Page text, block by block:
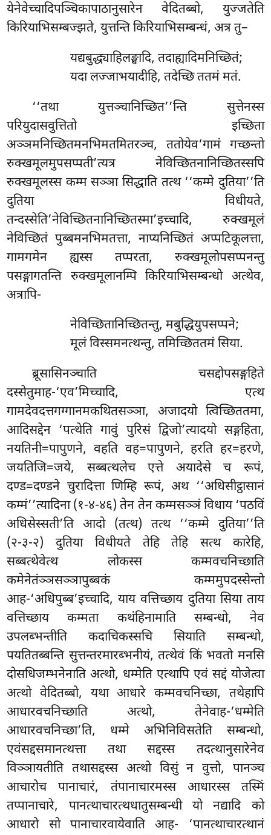
येनेवेच्चादिपञ्चिकापाठानुसारेन वेदितब्बो, युज्जतेति
किरियाभिसम्बज्झते, युत्तन्ति किरियाभिसम्बन्धं, अत्र तु–
यद्यबुद्ध्याहिलङ्घादि, तदाह्यादिमनिच्छितं;
यदा लज्जाभयादीहि, तदेच्छि ततमं मतं.
‘‘तथा युत्तञ्चानिच्छित’’न्ति सुत्तेनस्स
परियुदासवुत्तितो इच्छिता
अञ्ञमनिच्छितमनभिमतमितरञ्च, ततोयेव‘गामं गच्छन्तो
रुक्खमूलमुपसप्पती’त्यत्र नेविच्छितनानिच्छितस्सपि
रुक्खमूलस्स कम्म सञ्ञा सिद्धाति तत्थ ‘‘कम्मे दुतिया’’ति
दुतिया विधीयते,
तन्दस्सेति’नेविच्छितनानिच्छितस्मा’इच्चादि, रुक्खमूलं
नेविच्छितं पुब्बमनभिमतत्ता, नाप्यनिच्छितं अप्पटिकूलत्ता,
गामगमेन ह्यस्स तप्परता, रुक्खमूलोपसप्पनन्तु
पसङ्गागतन्ति रुक्खमूलानम्पि किरियाभिसम्बन्धो अत्थेव,
अत्रापि-
नेविच्छितानिच्छितन्तु, मबुद्धियुपसप्पने;
मूलं विस्समनत्थन्तु, तमिच्छिततमं सिया.
ब्रूसासिनञ्चाति चसद्दोपसङ्गहिते
दस्सेतुमाह-‘एव’मिच्चादि, एत्थ
गामदेवदत्तगग्गानमकथितसञ्ञा, अजादयो त्विच्छिततमा,
आदिसद्देन ‘पत्थेति गावुं पुरिसं द्विजो’त्यादयो सङ्गहिता,
नयतिनी=पापुणने, वहति वह=पापुणने, हरति हर=हरणे,
जयतिजि=जये, सब्बत्थलेच एत्ते अयादेसे च रूपं,
दण्ड=दण्डने चुरादित्ता णिम्हि रूपं, अथ ‘‘अधिसीट्ठासानं
कम्मं’’त्यादिना (१-४-४६) तेन तेन कम्मसञ्ञं विधाय ‘पठविं
अधिसेस्सती’ति आदो (तत्थ) तत्थ ‘‘कम्मे दुतिया’’ति
(२-३-२) दुतिया विधीयते तेहि तेहि सत्थ कारेहि,
सब्बत्थेवेत्थ लोकस्स कम्मवचनिच्छाति
कमेनेतंञ्ञसञ्ञापुब्बकं कम्ममुपदस्सेन्तो
आह-‘अधिपुब्ब’इच्चादि, याय वत्तिच्छाय दुतिया सिया ताय
वत्तिच्छाय कम्मता कथंहिनामाति सम्बन्धो, नेव
उपलब्भन्तीति कदाचिकस्सचि सियाति सम्बन्धो,
पयतितब्बन्ति सुत्तन्तरमारब्भनीयं, तत्थेवं किं भवतो मनसि
दोसधिजम्भनेनाति अत्थो, धम्मेति एत्थापि एवं सद्दं योजेत्वा
अत्थो वेदितब्बो, यथा आधारे कम्मवचनिच्छा, तथेहापि
आधारवचनिच्छाति अत्थो, तेनेवाह-‘धम्मेति
आधारवचनिच्छा’ति, धम्मे अभिनिविसतेति सम्बन्धो,
एवंसद्दसमानत्थत्ता तथा सद्दस्स तदत्थानुसारेनेव
विञ्ञायतीति तथासद्दस्स अत्थो विसुं न वुत्तो, पानञ्च
आचारोच पानाचारं, तंपानाचारमस्स आधारस्स तस्मिं
तप्पानाचारे, पानत्थाचारत्थधातुसम्बन्धी यो नद्यादि को
आधारो सो पानाचारवायेवाति आह- ‘पानत्थाचारत्थानं